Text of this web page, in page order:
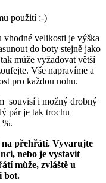
použití :-)
velikosti je výška
do boty stejně jako
může vyžadovat větší
Vše napravíme a
pro každou nohu.
souvisí i možný drobný
pár je tak trochu
%.
přehřátí. Vyvarujte
nebo je vystavit
může, zvláště u
bot.